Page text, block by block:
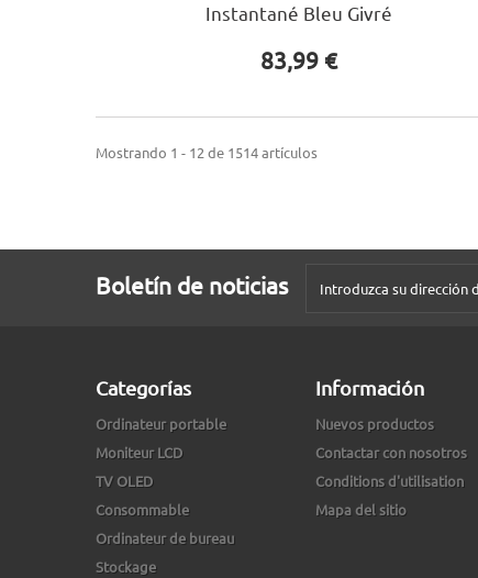
Instantané Bleu Givré
83,99 €
Mostrando 1 - 12 de 1514 artículos
Boletín de noticias
Categorías
Ordinateur portable
Moniteur LCD
TV OLED
Consommable
Ordinateur de bureau
Stockage
Información
Nuevos productos
Contactar con nosotros
Conditions d'utilisation
Mapa del sitio